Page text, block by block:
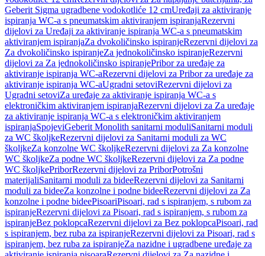
Geberit Sigma ugradbene vodokotliće 12 cmUređaji za aktiviranje
ispiranja WC-a s pneumatskim aktiviranjem ispiranjaRezervni
dijelovi za Uređaji za aktiviranje ispiranja WC-a s pneumatskim
aktiviranjem ispiranjaZa dvokoličinsko ispiranjeRezervni dijelovi za
Za dvokoličinsko ispiranjeZa jednokoličinsko ispiranjeRezervni
dijelovi za Za jednokoličinsko ispiranjePribor za uređaje za
aktiviranje ispiranja WC-aRezervni dijelovi za Pribor za uređaje za
aktiviranje ispiranja WC-aUgradni setoviRezervni dijelovi za
Ugradni setoviZa uređaje za aktiviranje ispiranja WC-a s
elektroničkim aktiviranjem ispiranjaRezervni dijelovi za Za uređaje
za aktiviranje ispiranja WC-a s elektroničkim aktiviranjem
ispiranjaSpojeviGeberit Monolith sanitarni moduliSanitarni moduli
za WC školjkeRezervni dijelovi za Sanitarni moduli za WC
školjkeZa konzolne WC školjkeRezervni dijelovi za Za konzolne
WC školjkeZa podne WC školjkeRezervni dijelovi za Za podne
WC školjkePriborRezervni dijelovi za PriborPotrošni
materijaliSanitarni moduli za bideeRezervni dijelovi za Sanitarni
moduli za bideeZa konzolne i podne bideeRezervni dijelovi za Za
konzolne i podne bideePisoariPisoari, rad s ispiranjem, s rubom za
ispiranjeRezervni dijelovi za Pisoari, rad s ispiranjem, s rubom za
ispiranjeBez poklopcaRezervni dijelovi za Bez poklopcaPisoari, rad
s ispiranjem, bez ruba za ispiranjeRezervni dijelovi za Pisoari, rad s
ispiranjem, bez ruba za ispiranjeZa nazidne i ugradbene uređaje za